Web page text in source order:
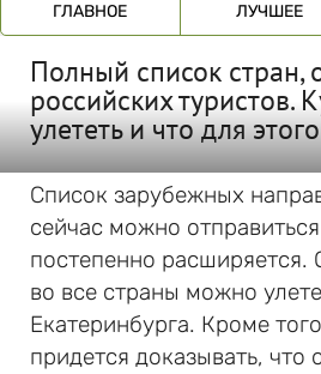
ГЛАВНОЕ ЛУЧШЕЕ
Полный список стран,
российских туристов.
улететь и что для
Список зарубежных
сейчас можно
постепенно расширяется.
во все страны можно
Екатеринбурга. Кроме
придется доказывать, что